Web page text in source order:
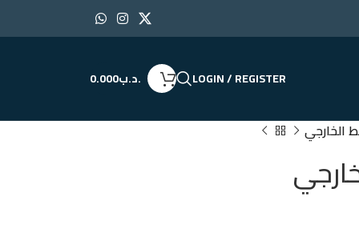
LOGIN / REGISTER .د.ب0.000
الخارجي